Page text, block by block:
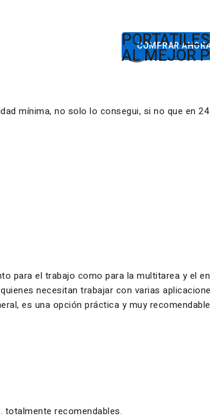
Desde
COMPRAR
AL MEJOR
mínima, no solo lo consegui, si no que en
para el trabajo como para la multitarea y el
necesitan trabajar con varias
es una opción práctica y muy
recomendables.